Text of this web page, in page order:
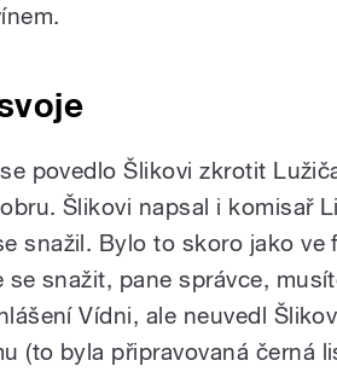
povedlo Šlikovi zkrotit
Šlikovi napsal i komisař
snažil. Bylo to skoro jako ve
se snažit, pane správce,
Vídni, ale neuvedl
(to byla připravovaná černá